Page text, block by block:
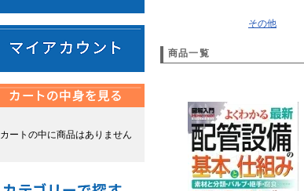
カートの中に商品はありません
その他
商品一覧